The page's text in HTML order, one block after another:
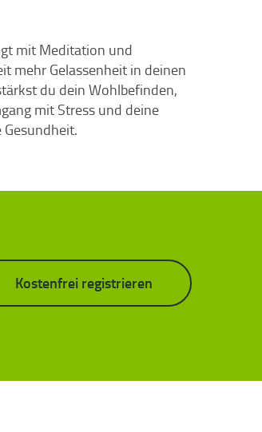
mit Meditation und
mehr Gelassenheit in deinen
du dein Wohlbefinden,
mit Stress und deine
Gesundheit.
Kostenfrei registrieren